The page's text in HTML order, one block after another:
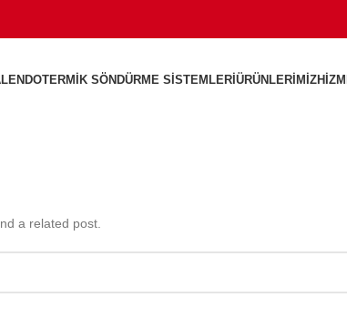
ENDOTERMIK SÖNDÜRME SISTEMLERIÜRÜNLERIMIZ
a related post.